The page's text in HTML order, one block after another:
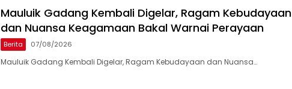
Mauluik Gadang Kembali Digelar, Ragam Kebudayaan
dan Nuansa Keagamaan Bakal Warnai Perayaan
Berita 07/08/2026
Mauluik Gadang Kembali Digelar, Ragam Kebudayaan dan Nuansa…